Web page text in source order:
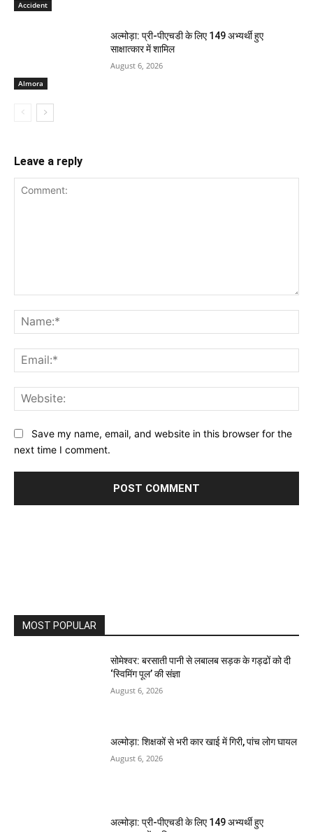
Accident
Almora
अल्मोड़ा: प्री-पीएचडी के लिए 149 अभ्यर्थी हुए
साक्षात्कार में शामिल
August 6, 2026
Leave a reply
Save my name, email, and website in this browser for the
next time I comment.
MOST POPULAR
सोमेश्वर: बरसाती पानी से लबालब सड़क के गड्ढों को दी
‘स्विमिंग पूल’ की संज्ञा
August 6, 2026
अल्मोड़ा: शिक्षकों से भरी कार खाई में गिरी, पांच लोग घायल
August 6, 2026
अल्मोड़ा: प्री-पीएचडी के लिए 149 अभ्यर्थी हुए